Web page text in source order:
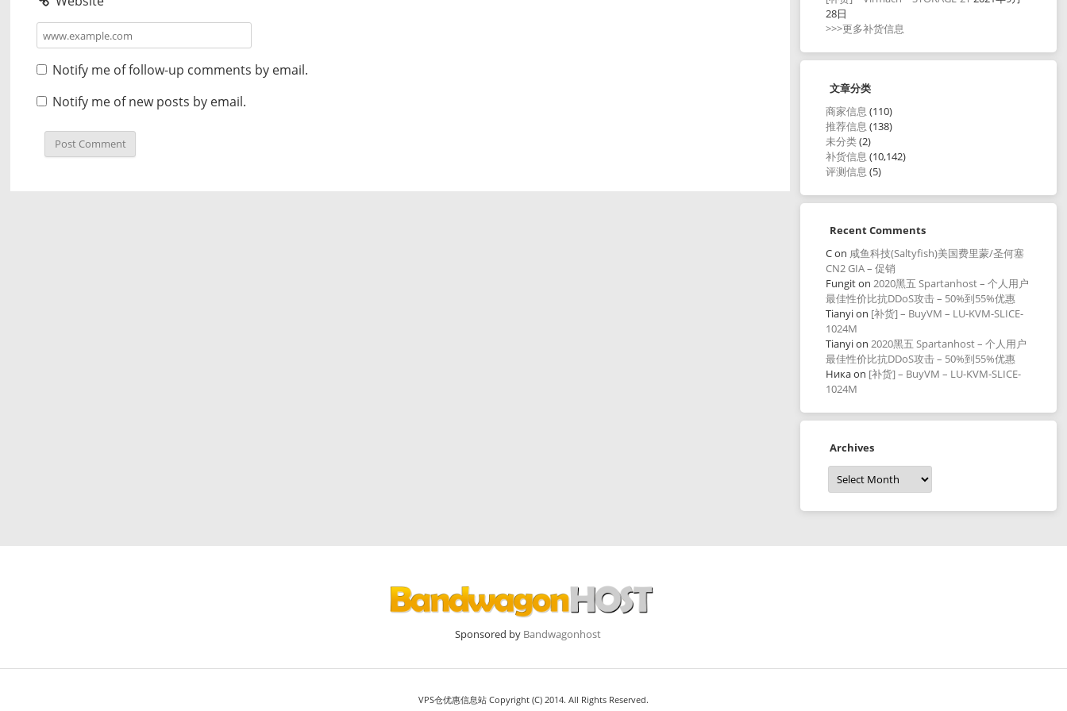
Notify me of follow-up comments by email.
Notify me of new posts by email.
28日
>>>更多补货信息
文章分类
商家信息 (110)
推荐信息 (138)
未分类(2)
补货信息 (10,142)
评测信息 (5)
Recent Comments
Con 咸鱼科技(Saltyfish)美国费里蒙/圣何塞
CN2 GIA – 促销
Fungiton2020黑五 Spartanhost – 个人用户
最佳性价比抗DDoS攻击 – 50%到55%优惠
Tianyion [补货] – BuyVM – LU-KVM-SLICE-
1024M
Tianyion2020黑五 Spartanhost – 个人用户
最佳性价比抗DDoS攻击 – 50%到55%优惠
Никаon [补货] – BuyVM – LU-KVM-SLICE-
1024M
Archives
Archives
Sponsored by Bandwagonhost
VPS仓优惠信息站 Copyright (C) 2014. All Rights Reserved.